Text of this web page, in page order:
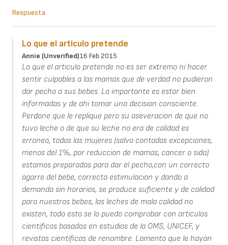
Respuesta
Lo que el articulo pretende
Annie (unverified)16 Feb 2015
Lo que el articulo pretende no es ser extremo ni hacer
sentir culpables a las mamas que de verdad no pudieron
dar pecho a sus bebes. Lo importante es estar bien
informadas y de ahi tomar una decision consciente.
Perdone que le replique pero su aseveracion de que no
tuvo leche o de que su leche no era de calidad es
erroneo, todas las mujeres (salvo contadas excepciones,
menos del 1%, por reduccion de mamas, cancer o sida)
estamos preparadas para dar el pecho,con un correcto
agarre del bebe, correcta estimulacion y dando a
demanda sin horarios, se produce suficiente y de calidad
para nuestros bebes, las leches de mala calidad no
existen, todo esto se lo puedo comprobar con articulos
cientificos basados en estudios de la OMS, UNICEF, y
revistas cientificas de renombre. Lamento que le hayan